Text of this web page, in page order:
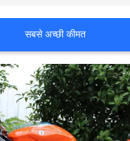
सबसे अच्छी कीमत